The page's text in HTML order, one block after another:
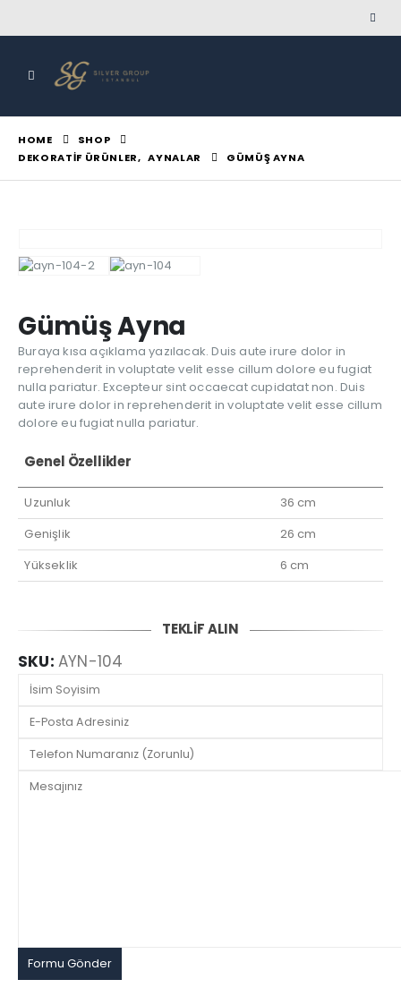
HOME
SHOP
DEKORATIF ÜRÜNLER, AYNALAR GÜMÜŞ AYNA
Gümüş Ayna
Buraya kısa açıklama yazılacak. Duis aute irure dolor in
reprehenderit in voluptate velit esse cillum dolore eu fugiat
nulla pariatur. Excepteur sint occaecat cupidatat non. Duis
aute irure dolor in reprehenderit in voluptate velit esse cillum
dolore eu fugiat nulla pariatur.
Genel Özellikler
Uzunluk
36 cm
Genişlik
26 cm
Yükseklik
6 cm
TEKLİF ALIN
SKU: AYN-104